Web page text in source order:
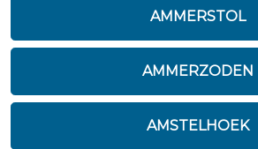
AMMERSTOL
AMMERZODEN
AMSTELHOEK